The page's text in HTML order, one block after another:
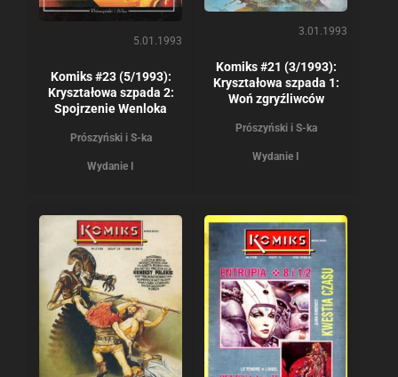
5.01.1993
Komiks #23 (5/1993):
Kryształowa szpada 2:
Spojrzenie Wenloka
Prószyński i S-ka
Wydanie I
3.01.1993
Komiks #21 (3/1993):
Kryształowa szpada 1:
Woń zgryźliwców
Prószyński i S-ka
Wydanie I